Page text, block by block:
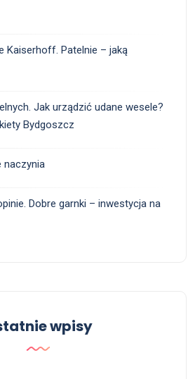
Kaiserhoff. Patelnie – jaką
Jak urządzić udane wesele?
Bydgoszcz
naczynia
Dobre garnki – inwestycja na
wpisy